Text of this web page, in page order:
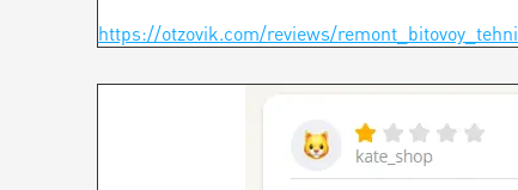
https://otzovik.com/reviews/